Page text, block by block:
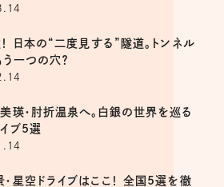
日本の“二度見する”隧道。トンネル
一つの穴？
瑛・肘折温泉へ。白銀の世界を巡る
ブ5選
星空ドライブはここ！ 全国5選を徹